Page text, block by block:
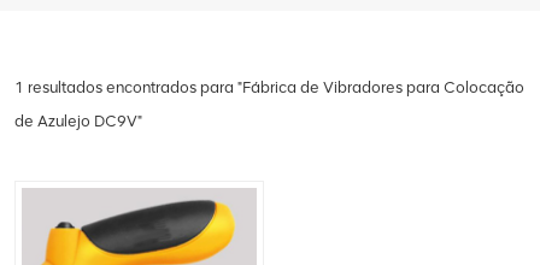
1 resultados encontrados para "Fábrica de Vibradores para Colocação
de Azulejo DC9V"